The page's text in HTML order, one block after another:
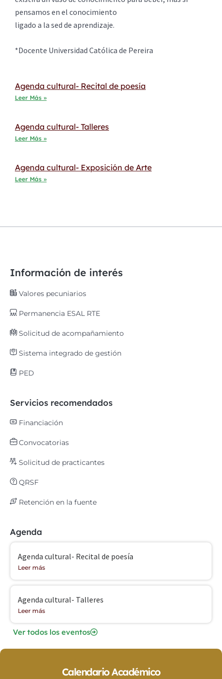
pensamos en el conocimiento
ligado a la sed de aprendizaje.
*Docente Universidad Católica de Pereira
Agenda cultural- Recital de poesía
Leer Más »
Agenda cultural- Talleres
Leer Más »
Agenda cultural- Exposición de Arte
Leer Más »
Información de interés
Valores pecuniarios
Permanencia ESAL RTE
Solicitud de acompañamiento
Sistema integrado de gestión
PED
Servicios recomendados
Financiación
Convocatorias
Solicitud de practicantes
QRSF
Retención en la fuente
Agenda
Agenda cultural- Recital de poesía
Leer más
Agenda cultural- Talleres
Leer más
Ver todos los eventos
Calendario Académico